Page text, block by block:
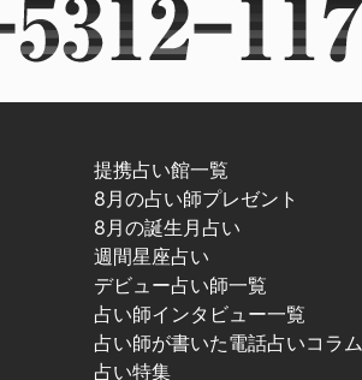
提携占い館一覧
8月の占い師プレゼント
8月の誕生月占い
週間星座占い
デビュー占い師一覧
占い師インタビュー一覧
占い師が書いた電話占いコラム
占い特集